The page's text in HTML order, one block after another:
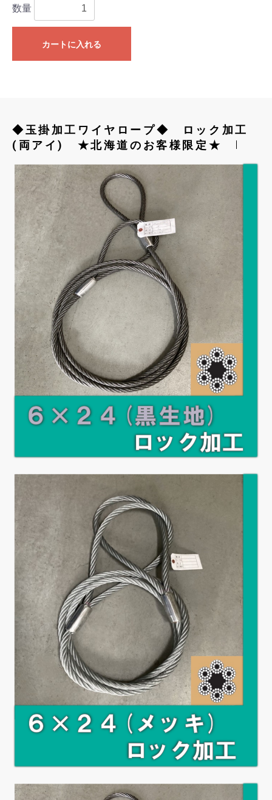
数量
カートに入れる
◆玉掛加工ワイヤロープ◆ ロック加工
(両アイ) ★北海道のお客様限定★